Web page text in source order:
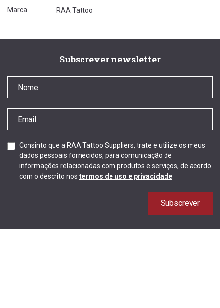
Marca RAA Tattoo
Subscrever newsletter
Consinto que a RAA Tattoo Suppliers, trate e utilize os meus
dados pessoais fornecidos, para comunicação de
informações relacionadas com produtos e serviços, de acordo
com o descrito nos termos de uso e privacidade
Subscrever